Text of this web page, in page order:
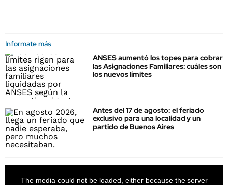
Informate más
ANSES aumentó los topes para cobrar
las Asignaciones Familiares: cuáles son
los nuevos límites
Antes del 17 de agosto: el feriado
exclusivo para una localidad y un
partido de Buenos Aires